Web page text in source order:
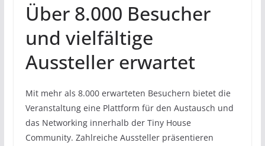
Über 8.000 Besucher
und vielfältige
Aussteller erwartet
Mit mehr als 8.000 erwarteten Besuchern bietet die
Veranstaltung eine Plattform für den Austausch und
das Networking innerhalb der Tiny House
Community. Zahlreiche Aussteller präsentieren